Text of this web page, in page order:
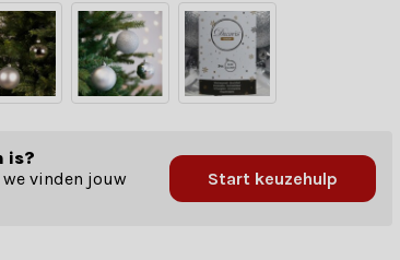
is?
vinden jouw
Start keuzehulp